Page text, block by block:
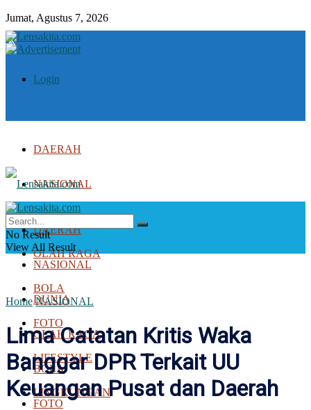
Jumat, Agustus 7, 2026
Login
DAERAH
NASIONAL
DUNIA
OLAH RAGA
BOLA
FOTO
LIFESTYLE
LINGKUNGAN
DAERAH
NASIONAL
DUNIA
OLAH RAGA
BOLA
FOTO
No Result
View All Result
Home NASIONAL
Lima Catatan Kritis Waka
Banggar DPR Terkait UU
Keuangan Pusat dan Daerah